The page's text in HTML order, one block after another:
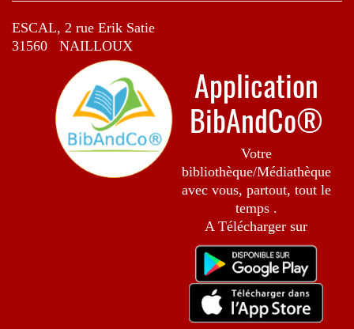
ESCAL, 2 rue Erik Satie
31560 NAILLOUX
Application
BibAndCo®
Votre
bibliothèque/Médiathèque
avec vous, partout, tout le
temps .
A Télécharger sur